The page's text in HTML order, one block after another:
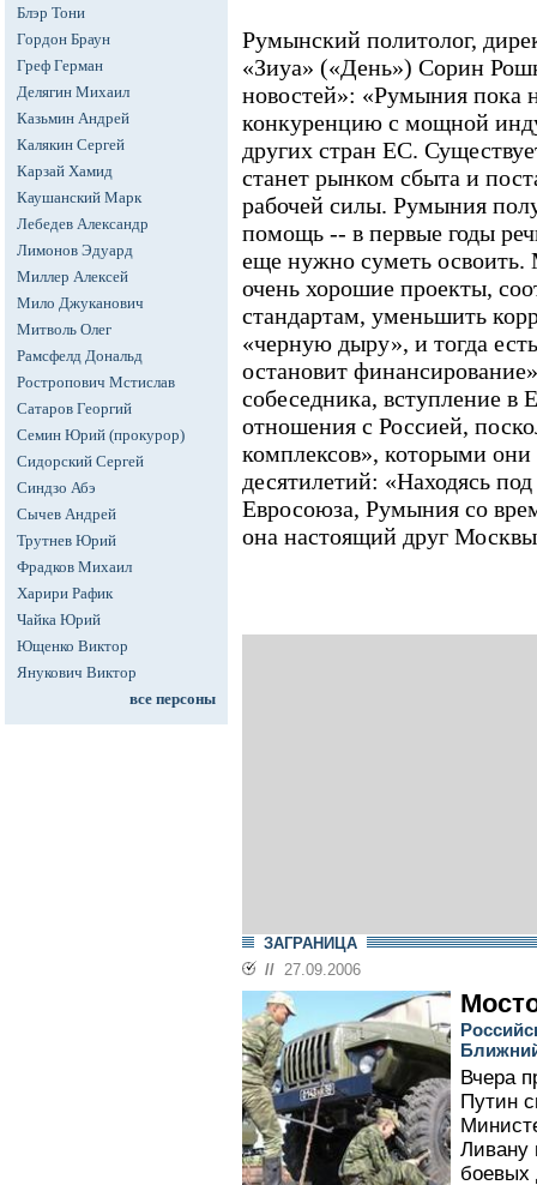
Блэр Тони
Гордон Браун
Греф Герман
Делягин Михаил
Казьмин Андрей
Калякин Сергей
Карзай Хамид
Каушанский Марк
Лебедев Александр
Лимонов Эдуард
Миллер Алексей
Мило Джуканович
Митволь Олег
Рамсфелд Дональд
Ростропович Мстислав
Сатаров Георгий
Семин Юрий (прокурор)
Сидорский Сергей
Синдзо Абэ
Сычев Андрей
Трутнев Юрий
Фрадков Михаил
Харири Рафик
Чайка Юрий
Ющенко Виктор
Янукович Виктор
все персоны
Румынский политолог,
«Зиуа» («День») Сорин
новостей»: «Румыния пока
конкуренцию с мощной
других стран ЕС.
станет рынком сбыта и
рабочей силы. Румыния
помощь -- в первые годы
еще нужно суметь
очень хорошие проекты,
стандартам, уменьшить
«черную дыру», и тогда
остановит
собеседника, вступление
отношения с Россией,
комплексов», которыми они
десятилетий: «Находясь
Евросоюза, Румыния со
она настоящий друг
ЗАГРАНИЦА
// 27.09.2006
Вчера
Путин
Ливану
боевых